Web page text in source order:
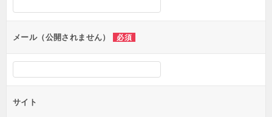
メール（公開されません） 必須
サイト